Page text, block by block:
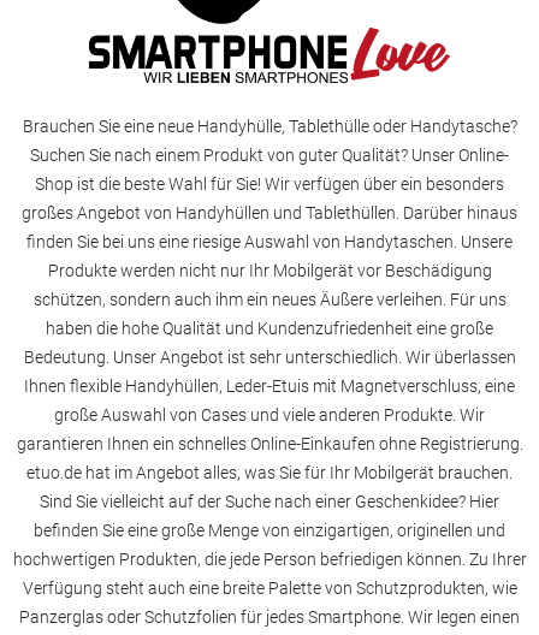
Brauchen Sie eine neue Handyhülle, Tablethülle oder Handytasche?
Suchen Sie nach einem Produkt von guter Qualität? Unser Online-
Shop ist die beste Wahl für Sie! Wir verfügen über ein besonders
großes Angebot von Handyhüllen und Tablethüllen. Darüber hinaus
finden Sie bei uns eine riesige Auswahl von Handytaschen. Unsere
Produkte werden nicht nur Ihr Mobilgerät vor Beschädigung
schützen, sondern auch ihm ein neues Äußere verleihen. Für uns
haben die hohe Qualität und Kundenzufriedenheit eine große
Bedeutung. Unser Angebot ist sehr unterschiedlich. Wir überlassen
Ihnen flexible Handyhüllen, Leder-Etuis mit Magnetverschluss, eine
große Auswahl von Cases und viele anderen Produkte. Wir
garantieren Ihnen ein schnelles Online-Einkaufen ohne Registrierung.
etuo.de hat im Angebot alles, was Sie für Ihr Mobilgerät brauchen.
Sind Sie vielleicht auf der Suche nach einer Geschenkidee? Hier
befinden Sie eine große Menge von einzigartigen, originellen und
hochwertigen Produkten, die jede Person befriedigen können. Zu Ihrer
Verfügung steht auch eine breite Palette von Schutzprodukten, wie
Panzerglas oder Schutzfolien für jedes Smartphone. Wir legen einen